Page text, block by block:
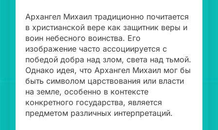
Архангел Михаил традиционно почитается
в христианской вере как защитник веры и
воин небесного воинства. Его
изображение часто ассоциируется с
победой добра над злом, света над тьмой.
Однако идея, что Архангел Михаил мог бы
быть символом царствования или власти
на земле, особенно в контексте
конкретного государства, является
предметом различных интерпретаций.